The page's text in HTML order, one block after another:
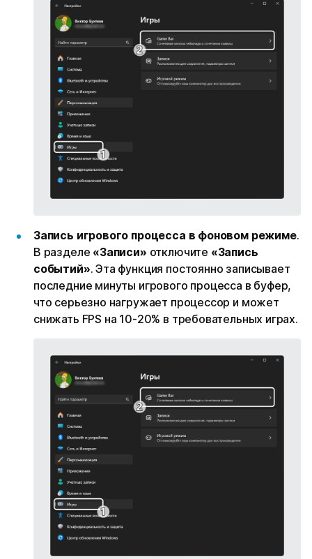
Запись игрового процесса в фоновом режиме.
В разделе «Записи» отключите «Запись
событий». Эта функция постоянно записывает
последние минуты игрового процесса в буфер,
что серьезно нагружает процессор и может
снижать FPS на 10-20% в требовательных играх.